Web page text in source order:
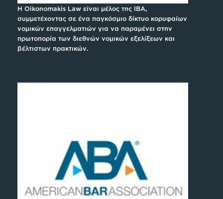
H Oikonomakis Law είναι μέλος της IBA,
συμμετέχοντας σε ένα παγκόσμιο δίκτυο κορυφαίων
νομικών επαγγελματιών για να παραμένει στην
πρωτοπορία των διεθνών νομικών εξελίξεων και
βέλτιστων πρακτικών.